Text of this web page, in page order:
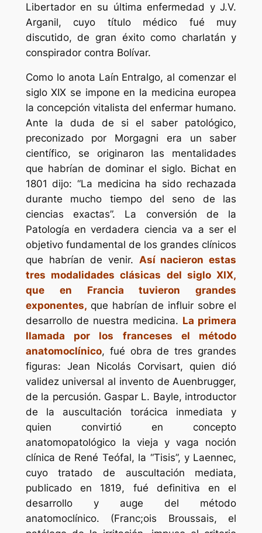
Libertador en su última enfermedad y J.V.
Arganil, cuyo título médico fué muy
discutido, de gran éxito como charlatán y
conspirador contra Bolívar.
Como lo anota Laín Entralgo, al comenzar el
siglo XIX se impone en la medicina europea
la concepción vitalista del enfermar humano.
Ante la duda de si el saber patológico,
preconizado por Morgagni era un saber
científico, se originaron las mentalidades
que habrían de dominar el siglo. Bichat en
1801 dijo: “La medicina ha sido rechazada
durante mucho tiempo del seno de las
ciencias exactas”. La conversión de la
Patología en verdadera ciencia va a ser el
objetivo fundamental de los grandes clínicos
que habrían de venir. Así nacieron estas
tres modalidades clásicas del siglo XIX,
que en Francia tuvieron grandes
exponentes, que habrían de influir sobre el
desarrollo de nuestra medicina. La primera
llamada por los franceses el método
anatomoclínico, fué obra de tres grandes
figuras: Jean Nicolás Corvisart, quien dió
validez universal al invento de Auenbrugger,
de la percusión. Gaspar L. Bayle, introductor
de la auscultación torácica inmediata y
quien convirtió en concepto
anatomopatológico la vieja y vaga noción
clínica de René Teófal, la “Tisis”, y Laennec,
cuyo tratado de auscultación mediata,
publicado en 1819, fué definitiva en el
desarrollo y auge del método
anatomoclínico. (Franc;ois Broussais, el